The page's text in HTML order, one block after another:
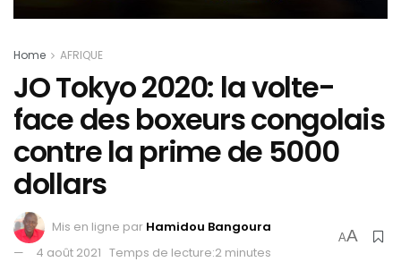
Home AFRIQUE
JO Tokyo 2020: la volte-
face des boxeurs congolais
contre la prime de 5000
dollars
Mis en ligne par Hamidou Bangoura
4 août 2021 Temps de lecture:2 minutes
AA